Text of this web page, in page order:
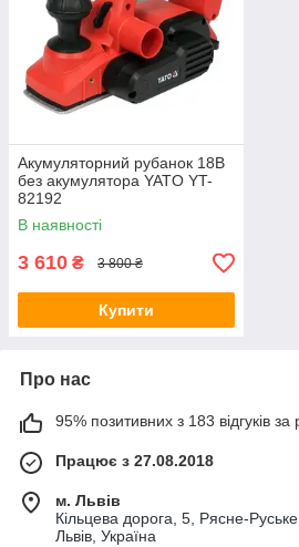
Акумуляторний рубанок 18В
без акумулятора YATO YT-
82192
В наявності
3 610 ₴ 3 800 ₴
Купити
Про нас
95% позитивних з 183 відгуків за
Працює з 27.08.2018
м. Львів
Кільцева дорога, 5, Рясне-
Львів, Україна